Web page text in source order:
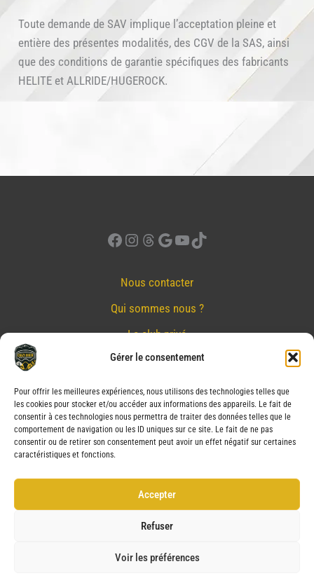
Gérer le consentement
Pour offrir les meilleures expériences, nous utilisons des technologies telles que
les cookies pour stocker et/ou accéder aux informations des appareils. Le fait de
consentir à ces technologies nous permettra de traiter des données telles que le
comportement de navigation ou les ID uniques sur ce site. Le fait de ne pas
consentir ou de retirer son consentement peut avoir un effet négatif sur certaines
caractéristiques et fonctions.
Accepter
Refuser
Voir les préférences
Toute demande de SAV implique l’acceptation pleine et
entière des présentes modalités, des CGV de la SAS, ainsi
que des conditions de garantie spécifiques des fabricants
HELITE et ALLRIDE/HUGEROCK.
Facebook
Instagram
Threads
Google
YouTube
TikTok
Nous contacter
Qui sommes nous ?
Le club privé
Réserver
Nos partenaires
Mentions Légales
Conditions générales de vente
Politique de cookies (UE)